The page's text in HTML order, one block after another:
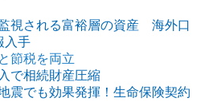
される富裕層の資産 海外口
入手
節税を両立
で相続財産圧縮
でも効果発揮！生命保険契約